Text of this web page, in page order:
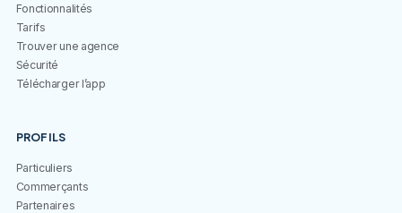
Fonctionnalités
Tarifs
Trouver une agence
Sécurité
Télécharger l’app
PROFILS
Particuliers
Commerçants
Partenaires